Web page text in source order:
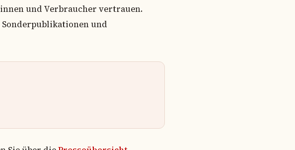
und Verbraucher vertrauen.
Sonderpublikationen und